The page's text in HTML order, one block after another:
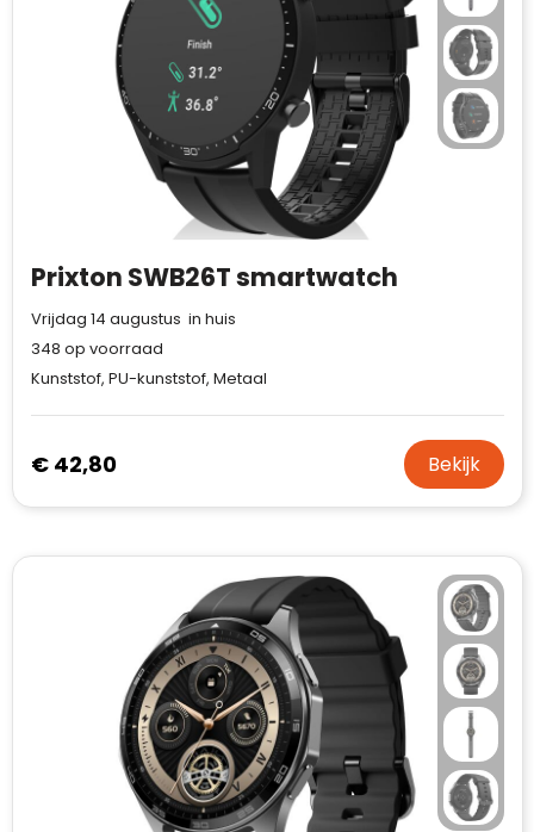
Prixton SWB26T smartwatch
Vrijdag 14 augustus in huis
348 op voorraad
Kunststof, PU-kunststof, Metaal
€ 42,80 Bekijk